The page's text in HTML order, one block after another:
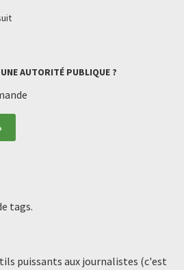
AUTORITÉ PUBLIQUE ?
tags.
puissants aux journalistes (c'est